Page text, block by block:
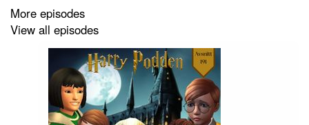
ämnet. Designmöbler, sterila tv-karaktärer och
mobbare...
More episodes
View all episodes